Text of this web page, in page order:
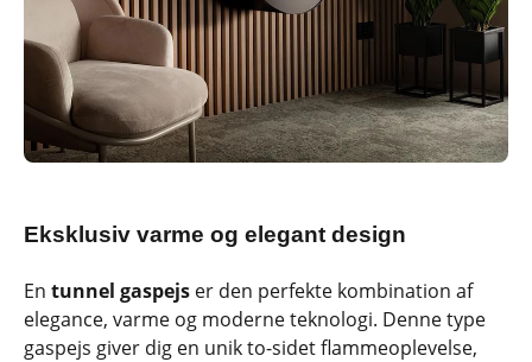
Eksklusiv varme og elegant design
En tunnel gaspejs er den perfekte kombination af
elegance, varme og moderne teknologi. Denne type
gaspejs giver dig en unik to-sidet flammeoplevelse,